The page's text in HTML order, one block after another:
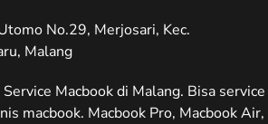
No.29, Merjosari, Kec.
Malang
Macbook di Malang. Bisa service
macbook. Macbook Pro, Macbook Air,